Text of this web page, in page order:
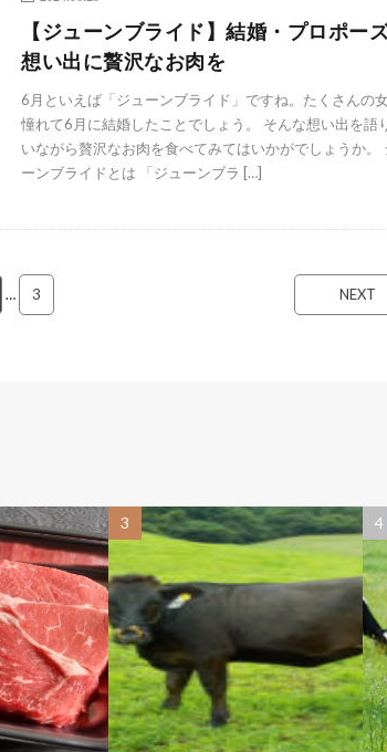
【ジューンブライド】結婚・プロポー
想い出に贅沢なお肉を
6月といえば「ジューンブライド」ですね。たくさんの
憧れて6月に結婚したことでしょう。 そんな想い出を語
いながら贅沢なお肉を食べてみてはいかがでしょうか。
ーンブライドとは 「ジューンブラ […]
… 3 NEXT